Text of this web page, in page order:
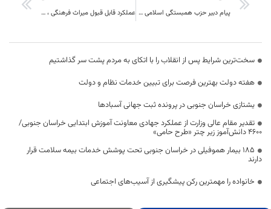
پیام دبیر حزب همبستگی اسلامی خراسان جنوبی به مناسبت هفته دولت عملکرد قابل قبول میراث فرهنگی ، صنایع دستی و گردشگری استان خراسان جنوبی
سخت‌ترین شرایط پس از انقلاب را با اتکای به مردم پشت سر گذاشتیم
هفته دولت بهترین فرصت برای تبیین خدمات نظام و دولت
یشتازی خراسان جنوبی در پرونده ثبت جهانی آسبادها
تقدیر مقام عالی وزارت از عملکرد جهادی معاونت آموزش ابتدایی خراسان جنوبی/
۴۶۰۰ دانش‌آموز زیر چتر «طرح حامی»
۱۸۵ بیمار هموفیلی در خراسان جنوبی تحت پوشش خدمات بیمه سلامت قرار
دارند
خانواده را مهمترین رکن پیشگیری از آسیب‌های اجتماعی